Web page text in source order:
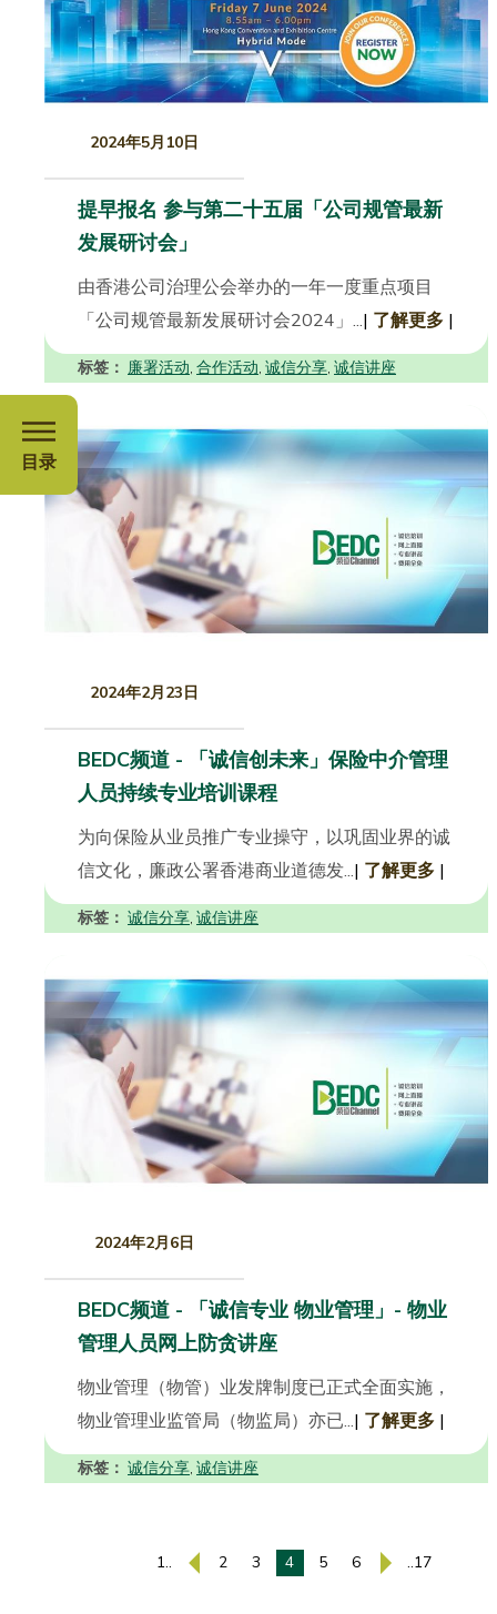
目录
2024年5月10日
提早报名 参与第二十五届「公司规管最新
发展研讨会」
由香港公司治理公会举办的一年一度重点项目
「公司规管最新发展研讨会2024」...| 了解更多 |
标签： 廉署活动, 合作活动, 诚信分享, 诚信讲座
2024年2月23日
BEDC频道 - 「诚信创未来」保险中介管理
人员持续专业培训课程
为向保险从业员推广专业操守，以巩固业界的诚
信文化，廉政公署香港商业道德发...| 了解更多 |
标签： 诚信分享, 诚信讲座
2024年2月6日
BEDC频道 - 「诚信专业 物业管理」- 物业
管理人员网上防贪讲座
物业管理（物管）业发牌制度已正式全面实施，
物业管理业监管局（物监局）亦已...| 了解更多 |
标签： 诚信分享, 诚信讲座
1.. 2 3 4 5 6 ..17